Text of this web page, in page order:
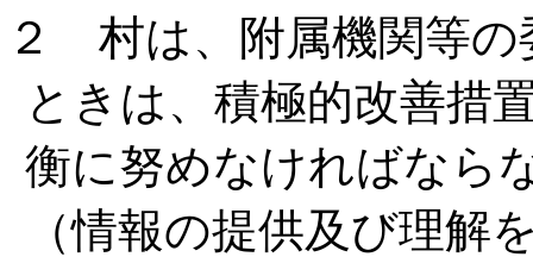
２ 村は、附属機関等の
ときは、積極的改善措
衡に努めなければなら
（情報の提供及び理解